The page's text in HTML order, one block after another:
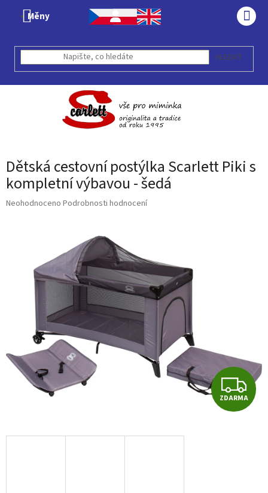
Měny
HLEDAT
Dětská cestovní postýlka Scarlett Piki s
kompletní výbavou - šedá
Průměrné
hvězdiček.
Neohodnoceno Podrobnosti hodnocení
Z
D
ZDARMA